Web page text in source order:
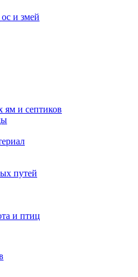
и змей
ям и септиков
путей
и птиц